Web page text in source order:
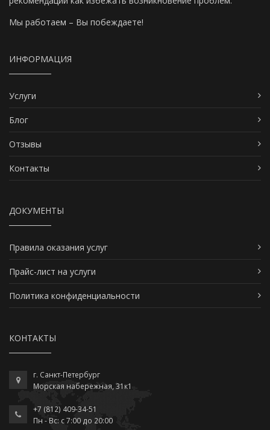
Мы работаем – Вы побеждаете!
ИНФОРМАЦИЯ
Услуги
Блог
Отзывы
Контакты
ДОКУМЕНТЫ
Правила оказания услуг
Прайс-лист на услуги
Политика конфиденциальности
КОНТАКТЫ
г. Санкт-Петербург
Морская набережная, 31к1
+7 (812) 409-34-51
Пн - Вс: c 7:00 до 20:00